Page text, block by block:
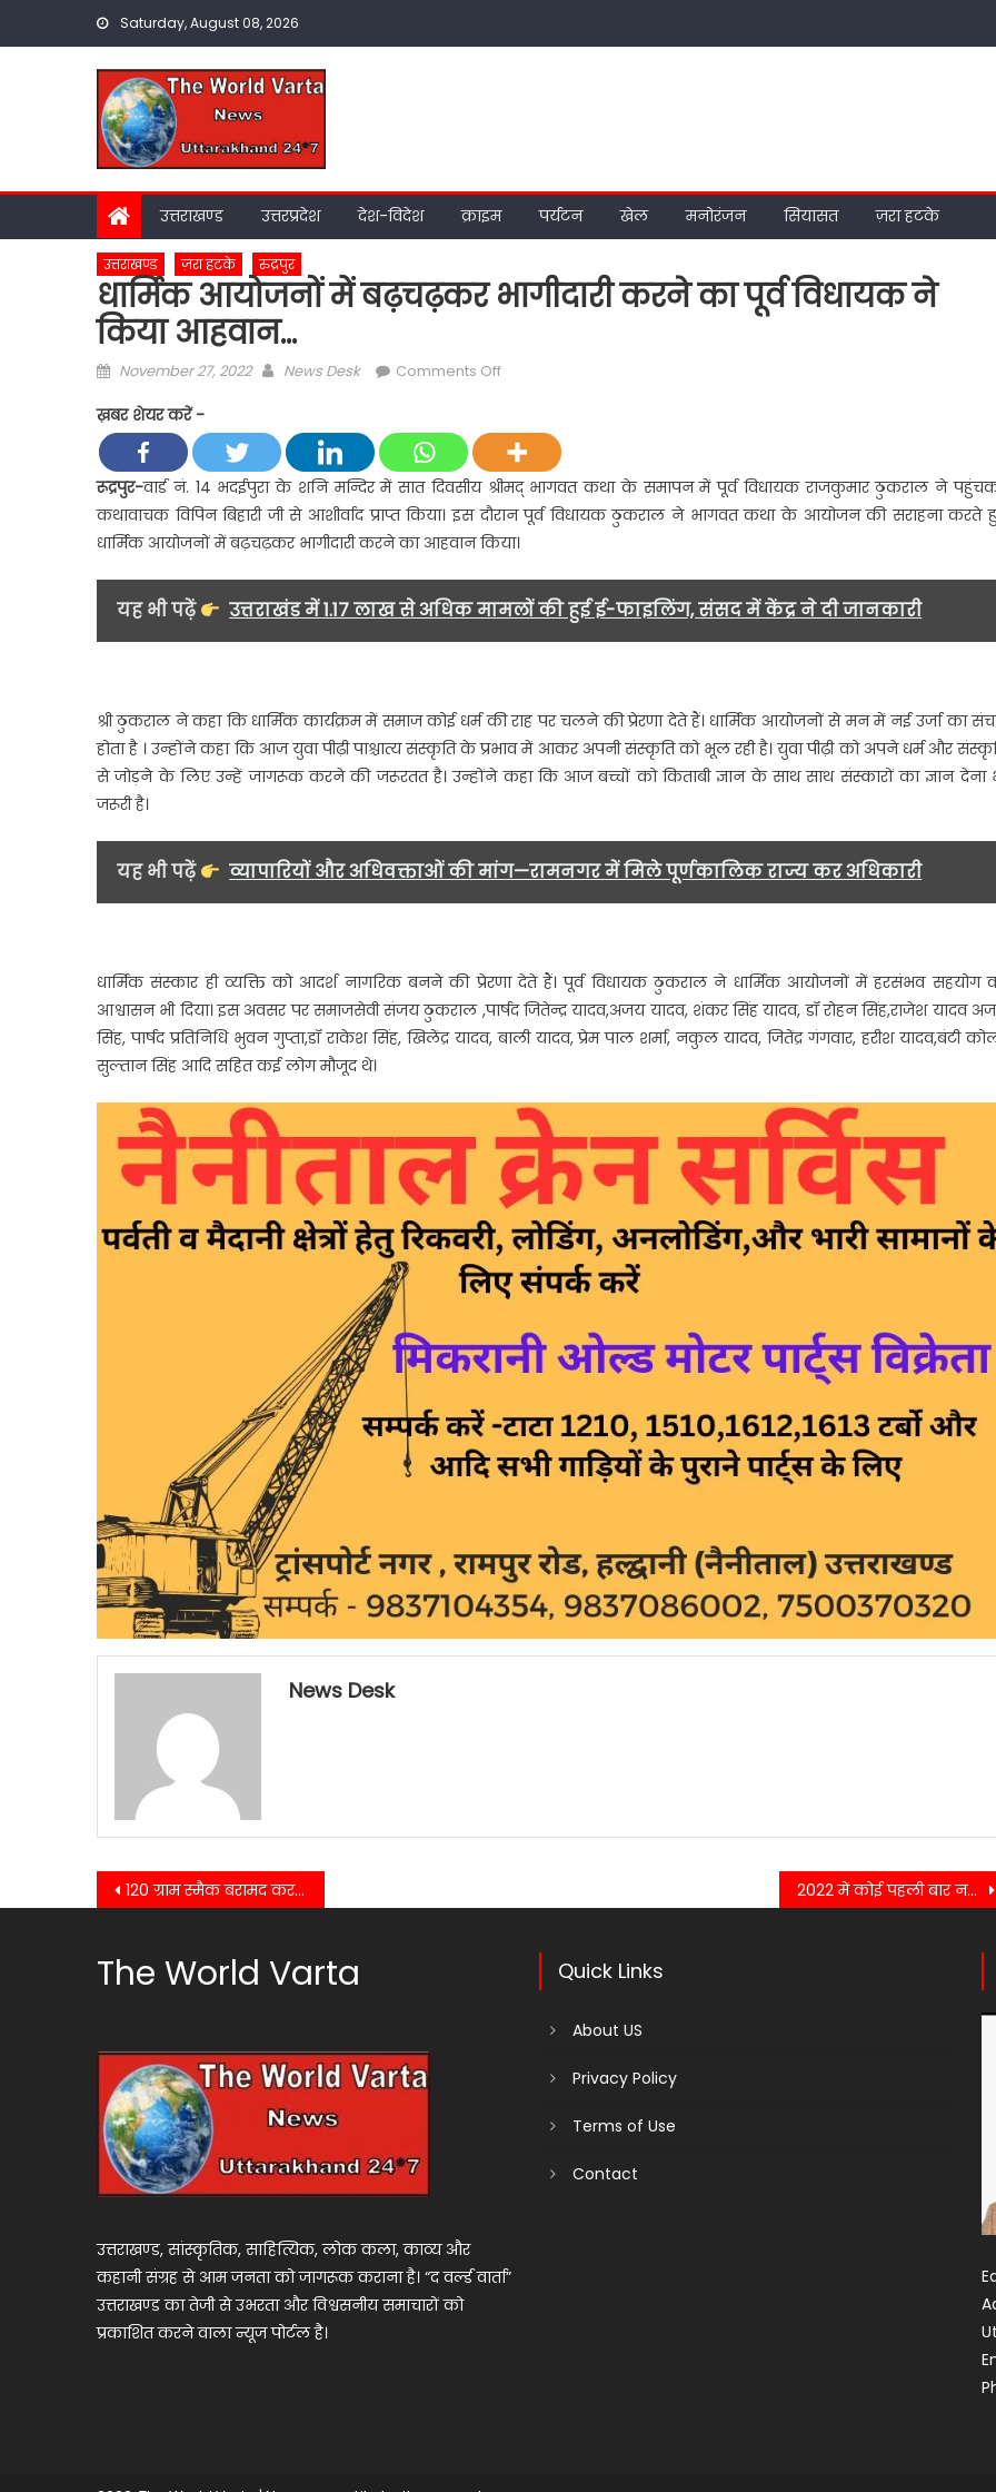
Saturday, August 08, 2026
उत्तराखण्ड उत्तरप्रदेश देश-विदेश क्राइम पर्यटन खेल मनोरंजन सियासत ज़रा हटके
उत्तराखण्ड ज़रा हटके रुद्रपुर
धार्मिक आयोजनों में बढ़चढ़कर भागीदारी करने का पूर्व विधायक ने
किया आहवान…
Posted
November 27, 2022 Author
News Desk Comments Offon
में
बढ़चढ़कर
भागीदारी
करने
का
विधायक
ने
ख़बर शेयर करें -
रूद्रपुर-वार्ड नं. 14 भदईपुरा के शनि मन्दिर में सात दिवसीय श्रीमद् भागवत कथा के समापन में पूर्व विधायक राजकुमार ठुकराल ने
कथावाचक विपिन बिहारी जी से आशीर्वाद प्राप्त किया। इस दौरान पूर्व विधायक ठुकराल ने भागवत कथा के आयोजन की सराहना करते
धार्मिक आयोजनों में बढ़चढ़कर भागीदारी करने का आहवान किया।
यह भी पढ़ें उत्तराखंड में 1.17 लाख से अधिक मामलों की हुई ई-फाइलिंग, संसद में केंद्र ने दी जानकारी
श्री ठुकराल ने कहा कि धार्मिक कार्यक्रम में समाज कोई धर्म की राह पर चलने की प्रेरणा देते हैं। धार्मिक आयोजनों से मन में नई उर्जा का
होता है । उन्होंने कहा कि आज युवा पीढ़ी पाश्चात्य संस्कृति के प्रभाव में आकर अपनी संस्कृति को भूल रही है। युवा पीढ़ी को अपने धर्म और
से जोड़ने के लिए उन्हें जागरूक करने की जरूरतत है। उन्होंने कहा कि आज बच्चों को किताबी ज्ञान के साथ साथ संस्कारों का ज्ञान देना
जरूरी है।
यह भी पढ़ें व्यापारियों और अधिवक्ताओं की मांग—रामनगर में मिले पूर्णकालिक राज्य कर अधिकारी
धार्मिक संस्कार ही व्यक्ति को आदर्श नागरिक बनने की प्रेरणा देते हैं। पूर्व विधायक ठुकराल ने धार्मिक आयोजनों में हरसंभव सहयोग
आश्वासन भी दिया। इस अवसर पर समाजसेवी संजय ठुकराल ,पार्षद जितेन्द्र यादव,अजय यादव, शंकर सिंह यादव, डॉ रोहन सिंह,राजेश यादव
सिंह, पार्षद प्रतिनिधि भुवन गुप्ता,डॉ राकेश सिंह, खिलेंद्र यादव, बाली यादव, प्रेम पाल शर्मा, नकुल यादव, जितेंद्र गंगवार, हरीश यादव,बंटी
सुल्तान सिंह आदि सहित कई लोग मौजूद थे।
News Desk
Post
120 ग्राम स्मैक बरामद कर किच्छा थाना पुलिस ने एक अभियुक्त को किया गिरफ्तार…. 2022 में कोई पहली बार नहीं दी गई मंजूरी,मंजूरी देने का रहा इतिहास….
The World Varta
उत्तराखण्ड, सांस्कृतिक, साहित्यिक, लोक कला, काव्य और
कहानी संग्रह से आम जनता को जागरूक कराना है। “द वर्ल्ड वार्ता”
उत्तराखण्ड का तेजी से उभरता और विश्वसनीय समाचारों को
प्रकाशित करने वाला न्यूज पोर्टल है।
Quick Links
About US
Privacy Policy
Terms of Use
Contact